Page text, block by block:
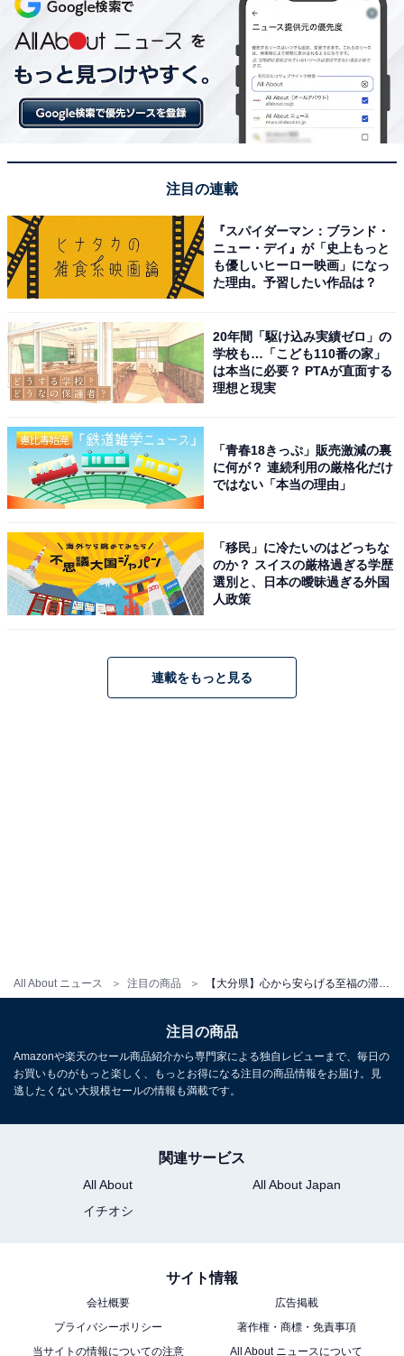
All About ニュース 注目の商品
FreeStayサービスが魅力
別府温泉 べっぷの宿 ホテル白菊（画像：「別府温泉 べっぷの宿 ホテル白
菊」公式Webサイトより）
別府温泉に位置する「ホテル白菊」は、樹齢200年の楠
を仰ぐ檜風呂や情緒あふれる岩風呂など、多彩な湯船で
「至福のFreeStayサービス」として、パティシエ特製ス
アクセス
所在地：大分県別府市上田の湯町16-36
・別府ICより車で13分
※料金は公式Webサイト参考価格 ​​​​​​
※プラン・部屋により価格は変動します
チェックイン・チェックアウト
注目の連載
『スパイダーマン：ブランド・
ニュー・デイ』が「史上もっと
も優しいヒーロー映画」になっ
た理由。予習したい作品は？
20年間「駆け込み実績ゼロ」の
学校も…「こども110番の家」
は本当に必要？ PTAが直面する
理想と現実
「青春18きっぷ」販売激減の裏
に何が？ 連続利用の厳格化だけ
ではない「本当の理由」
「移民」に冷たいのはどっちな
のか？ スイスの厳格過ぎる学歴
選別と、日本の曖昧過ぎる外国
人政策
連載をもっと見る
注目の商品
Amazonや楽天のセール商品紹介から専門家による独自レビューまで、毎日の
お買いものがもっと楽しく、もっとお得になる注目の商品情報をお届け。見
逃したくない大規模セールの情報も満載です。
関連サービス
All About
All About Japan
イチオシ
サイト情報
会社概要
広告掲載
プライバシーポリシー
著作権・商標・免責事項
当サイトの情報についての注意
All About ニュースについて